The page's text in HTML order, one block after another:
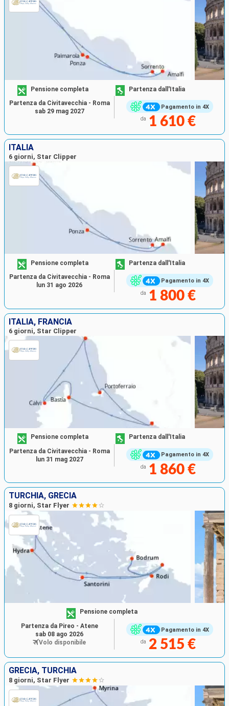
Pagamento in 4X
Pensione completa Partenza dall'Italia
da 1 610 €
Partenza da Civitavecchia - Roma
sab 29 mag 2027
ITALIA
6 giorni, Star Clipper
Pagamento in 4X
Pensione completa Partenza dall'Italia
da 1 800 €
Partenza da Civitavecchia - Roma
lun 31 ago 2026
ITALIA, FRANCIA
6 giorni, Star Clipper
Pagamento in 4X
Pensione completa Partenza dall'Italia
da 1 860 €
Partenza da Civitavecchia - Roma
lun 31 mag 2027
TURCHIA, GRECIA
8 giorni, Star Flyer
Pagamento in 4X
Pensione completa
da 2 515 €
Partenza da Pireo - Atene
sab 08 ago 2026
Volo disponibile
GRECIA, TURCHIA
8 giorni, Star Flyer